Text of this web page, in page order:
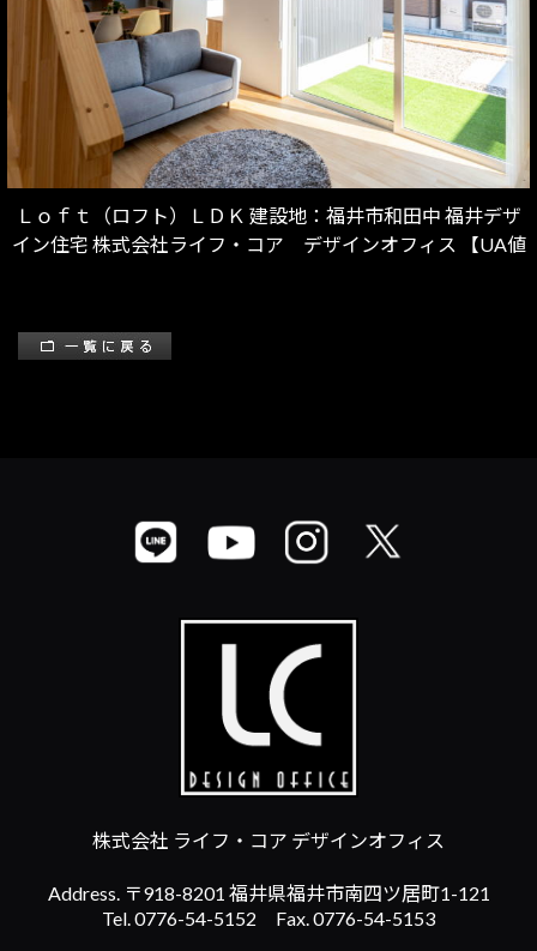
Ｌｏｆｔ（ロフト）ＬＤＫ 建設地：福井市和田中 福井デザ
イン住宅 株式会社ライフ・コア デザインオフィス 【UA値
株式会社 ライフ・コア デザインオフィス
Address. 〒918-8201 福井県福井市南四ツ居町1-121
Tel. 0776-54-5152 Fax. 0776-54-5153